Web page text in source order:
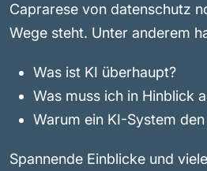
Caprarese von datenschutz
Wege steht. Unter anderem
Was ist KI überhaupt?
Was muss ich in Hinblick
Warum ein KI-System
Spannende Einblicke und